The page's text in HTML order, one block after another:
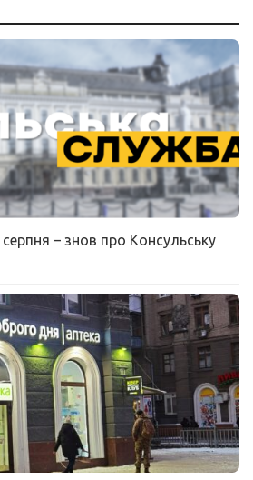
– знов про Консульську